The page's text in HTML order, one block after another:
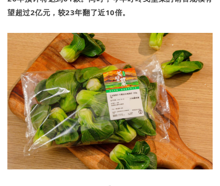
望超过2亿元，较23年翻了近10倍。